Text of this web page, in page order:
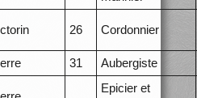
26 Cordonnier
31 Aubergiste
Epicier et